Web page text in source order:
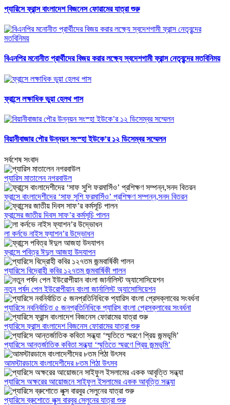
প্যারিসে ফ্রান্স বাংলাদেশ বিজনেস ফোরামের যাত্রা শুরু
বিএনপির মনোনীত প্রার্থীদের বিজয় করার লক্ষ্যে স্বদেশগামী ফ্রান্স নেতৃবৃন্দের মতবিনিময়
ফ্রান্সে লক্ষাধিক ভুয়া হেলথ পাস
বিয়ানীবাজার পৌর উন্নয়ন সংস্হা ইউকে’র ১২ ডিসেম্বর সম্মেলন
সর্বশেষ সংবাদ
প্যারিস মাতালেন নগরবাউল
ফ্রান্সে বাংলাদেশীদের ‘সাফ সুশি ফরমাসিঁও’ প্রশিক্ষণ সম্পন্ন,সনদ বিতরন
ফ্রান্সের জাতীয় দিবস সাফ’র কর্মসূচি পালন
লা কর্নভে নাইস ফ্যাশন’র উদ্ভোধন
ফ্রান্সে পবিত্র ঈদুল আজহা উদযাপন
প্যারিসে বিদ্রোহী কবির ১২৭তম জন্মবার্ষিকী পালন
নতুন পর্ষদ পেল ইউরোপীয়ান বাংলা জার্নালিস্ট অ্যাসোসিয়েশন
প্যারিসে নবনির্বাচিত ৫ জনপ্রতিনিধিকে প্যারিস বাংলা প্রেসক্লাবের সংবর্ধনা
প্যারিসে ফ্রান্স বাংলাদেশ বিজনেস ফোরামের যাত্রা শুরু
প্যারিসে আন্তর্জাতিক কবিতা সন্ধ্যা ‘স্মৃতিতে স্মরণে প্রিয় জন্মভূমি’
আমস্টারডামে বাংলাদেশীদের ৮তম পিঠা উৎসব
প্যারিসে অক্ষরের আয়োজনে সাইফুল ইসলামের একক আবৃত্তি সন্ধ্যা
প্যারিসে ব্রুশোতে লুক্স বারবুর সেলুনের যাত্রা শুরু